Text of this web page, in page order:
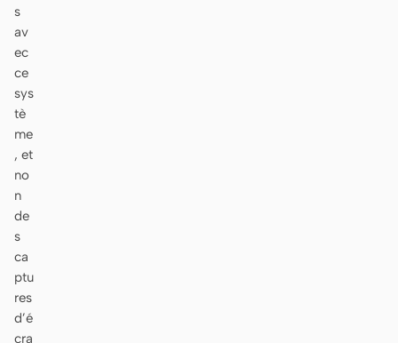
s
av
ec
ce
sys
tè
me
, et
no
n
de
s
ca
ptu
res
d’é
cra